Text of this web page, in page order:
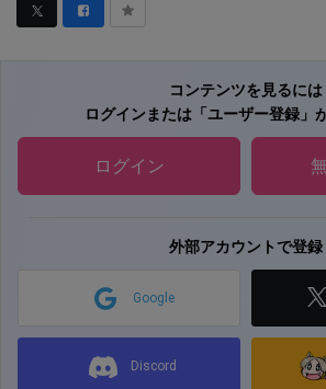
コンテンツを見るには
ログインまたは「ユーザー登録」
ログイン
外部アカウントで登録
Google
Discord